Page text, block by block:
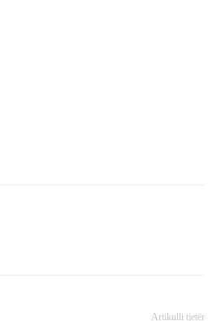
Artikulli tjetër